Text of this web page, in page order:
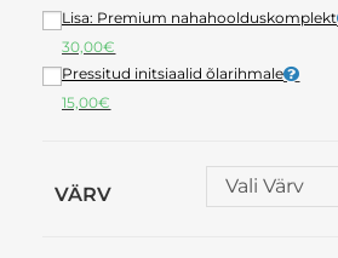
Lisa: Premium nahahoolduskomplekt
30,00€
Pressitud initsiaalid õlarihmale
15,00€
VÄRV Vali Värv